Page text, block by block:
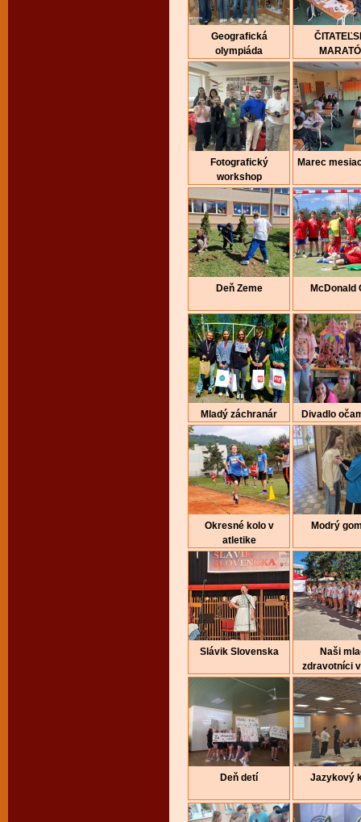
Geografická
olympiáda
Fotografický
workshop
Marec
Deň Zeme McDonald
Mladý záchranár Divadlo
Okresné kolo v
atletike
Modrý
Slávik Slovenska
Naši
zdravotníci
Deň detí Jazykový